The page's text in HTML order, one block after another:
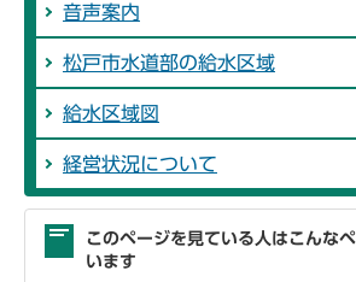
音声案内
松戸市水道部の給水区域
給水区域図
経営状況について
このページを見ている人はこんな
います